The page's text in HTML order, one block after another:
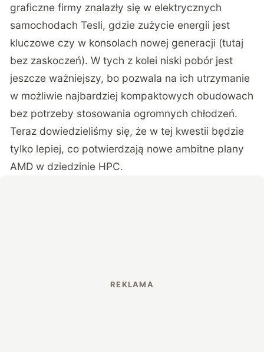
graficzne firmy znalazły się w elektrycznych
samochodach Tesli, gdzie zużycie energii jest
kluczowe czy w konsolach nowej generacji (tutaj
bez zaskoczeń). W tych z kolei niski pobór jest
jeszcze ważniejszy, bo pozwala na ich utrzymanie
w możliwie najbardziej kompaktowych obudowach
bez potrzeby stosowania ogromnych chłodzeń.
Teraz dowiedzieliśmy się, że w tej kwestii będzie
tylko lepiej, co potwierdzają nowe ambitne plany
AMD w dziedzinie HPC.